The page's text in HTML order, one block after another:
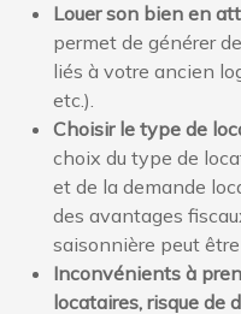
Louer son bien en
permet de générer
liés à votre ancien
etc.).
Choisir le type de
choix du type de
et de la demande
des avantages
saisonnière peut
Inconvénients à
locataires, risque de